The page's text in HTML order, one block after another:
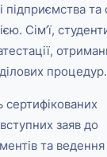
підприємства та
Сім’ї,
процедур.
сертифікованих
заяв до
та ведення